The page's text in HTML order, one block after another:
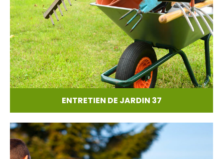
ENTRETIEN DE JARDIN 37